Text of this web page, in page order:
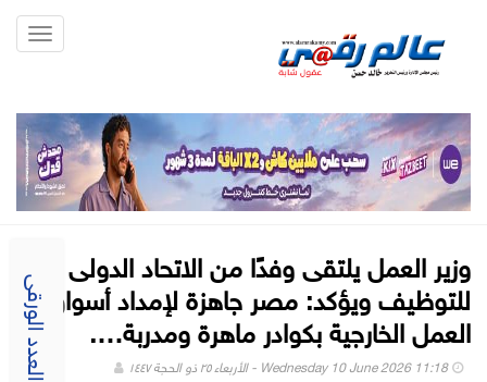
العدد الورقى
وزير العمل يلتقى وفدًا من الاتحاد الدولى
للتوظيف ويؤكد: مصر جاهزة لإمداد أسواق
العمل الخارجية بكوادر ماهرة ومدربة….
Wednesday 10 June 2026 11:18 - الأربعاء ٢٥ ذو الحجة ١٤٤٧